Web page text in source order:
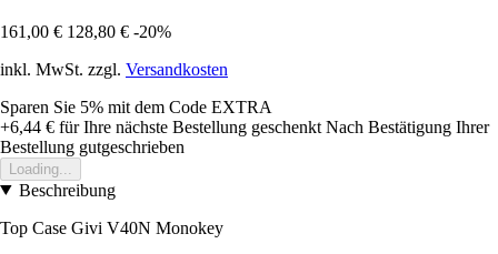
161,00 € 128,80 € -20%
inkl. MwSt. zzgl. Versandkosten
Sparen Sie 5% mit dem Code EXTRA
+6,44 € für Ihre nächste Bestellung geschenkt Nach Bestätigung Ihrer
Bestellung gutgeschrieben
Loading...
Beschreibung
Top Case Givi V40N Monokey